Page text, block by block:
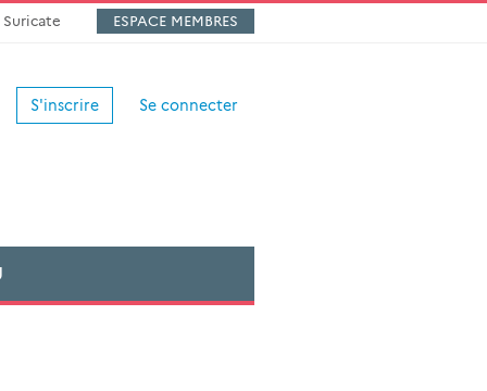
Suricate ESPACE MEMBRES
S'inscrire Se connecter